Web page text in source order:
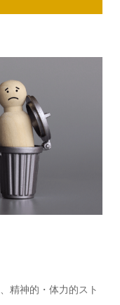
精神的・体力的スト